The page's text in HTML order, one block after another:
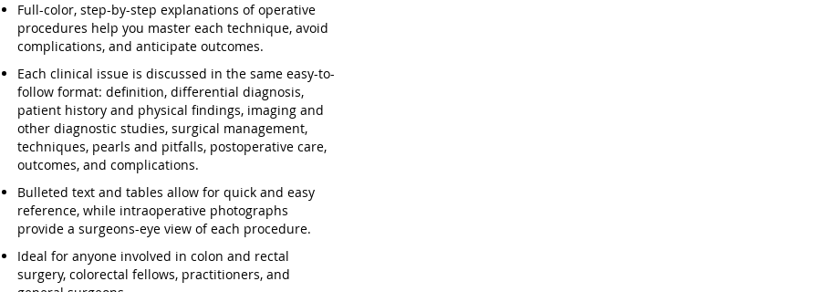
Full-color, step-by-step explanations of operative
procedures help you master each technique, avoid
complications, and anticipate outcomes.
Each clinical issue is discussed in the same easy-to-
follow format: definition, differential diagnosis,
patient history and physical findings, imaging and
other diagnostic studies, surgical management,
techniques, pearls and pitfalls, postoperative care,
outcomes, and complications.
Bulleted text and tables allow for quick and easy
reference, while intraoperative photographs
provide a surgeons-eye view of each procedure.
Ideal for anyone involved in colon and rectal
surgery, colorectal fellows, practitioners, and